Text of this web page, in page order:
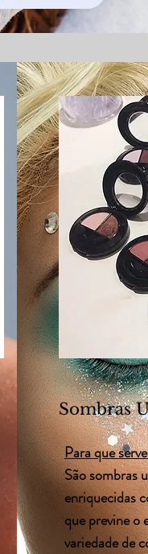
Sombras
Para que
São sombras
enriquecidas
que previne o
variedade de